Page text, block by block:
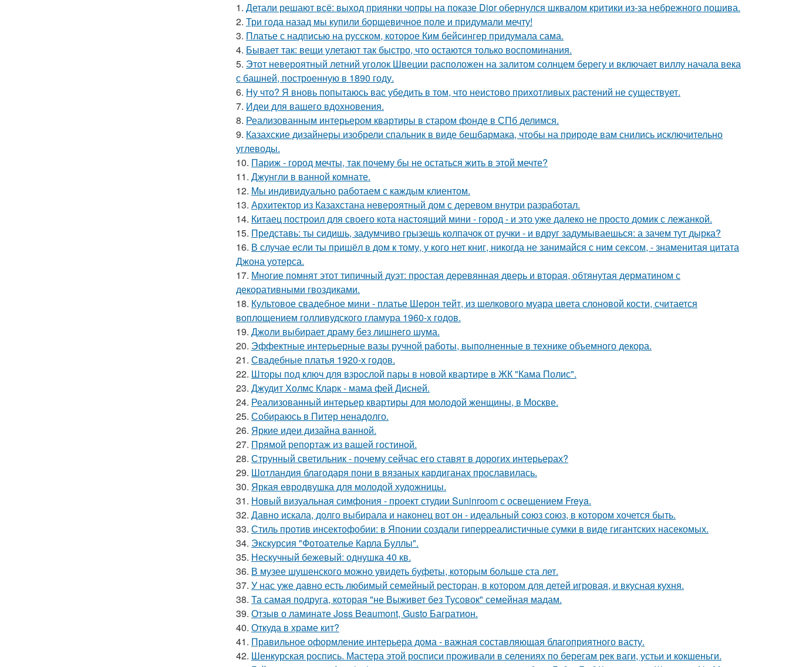
1. Детали решают всё: выход приянки чопры на показе Dior обернулся шквалом критики из-за небрежного пошива.
2. Три года назад мы купили борщевичное поле и придумали мечту!
3. Платье с надписью на русском, которое Ким бейсингер придумала сама.
4. Бывает так: вещи улетают так быстро, что остаются только воспоминания.
5. Этот невероятный летний уголок Швеции расположен на залитом солнцем берегу и включает виллу начала века
с башней, построенную в 1890 году.
6. Ну что? Я вновь попытаюсь вас убедить в том, что неистово прихотливых растений не существует.
7. Идеи для вашего вдохновения.
8. Реализованным интерьером квартиры в старом фонде в СПб делимся.
9. Казахские дизайнеры изобрели спальник в виде бешбармака, чтобы на природе вам снились исключительно
углеводы.
10. Париж - город мечты, так почему бы не остаться жить в этой мечте?
11. Джунгли в ванной комнате.
12. Мы индивидуально работаем с каждым клиентом.
13. Архитектор из Казахстана невероятный дом с деревом внутри разработал.
14. Китаец построил для своего кота настоящий мини - город - и это уже далеко не просто домик с лежанкой.
15. Представь: ты сидишь, задумчиво грызешь колпачок от ручки - и вдруг задумываешься: а зачем тут дырка?
16. В случае если ты пришёл в дом к тому, у кого нет книг, никогда не занимайся с ним сексом, - знаменитая цитата
Джона уотерса.
17. Многие помнят этот типичный дуэт: простая деревянная дверь и вторая, обтянутая дерматином с
декоративными гвоздиками.
18. Культовое свадебное мини - платье Шерон тейт, из шелкового муара цвета слоновой кости, считается
воплощением голливудского гламура 1960-х годов.
19. Джоли выбирает драму без лишнего шума.
20. Эффектные интерьерные вазы ручной работы, выполненные в технике объемного декора.
21. Свадебные платья 1920-х годов.
22. Шторы под ключ для взрослой пары в новой квартире в ЖК "Кама Полис".
23. Джудит Холмс Кларк - мама фей Дисней.
24. Реализованный интерьер квартиры для молодой женщины, в Москве.
25. Собираюсь в Питер ненадолго.
26. Яркие идеи дизайна ванной.
27. Прямой репортаж из вашей гостиной.
28. Струнный светильник - почему сейчас его ставят в дорогих интерьерах?
29. Шотландия благодаря пони в вязаных кардиганах прославилась.
30. Яркая евродвушка для молодой художницы.
31. Новый визуальная симфония - проект студии Suninroom с освещением Freya.
32. Давно искала, долго выбирала и наконец вот он - идеальный союз союз, в котором хочется быть.
33. Стиль против инсектофобии: в Японии создали гиперреалистичные сумки в виде гигантских насекомых.
34. Экскурсия "Фотоателье Карла Буллы".
35. Нескучный бежевый: однушка 40 кв.
36. В музее шушенского можно увидеть буфеты, которым больше ста лет.
37. У нас уже давно есть любимый семейный ресторан, в котором для детей игровая, и вкусная кухня.
38. Та самая подруга, которая "не Выживет без Тусовок" семейная мадам.
39. Отзыв о ламинате Joss Beaumont, Gusto Багратион.
40. Откуда в храме кит?
41. Правильное оформление интерьера дома - важная составляющая благоприятного васту.
42. Шенкурская роспись. Мастера этой росписи проживали в селениях по берегам рек ваги, устьи и кокшеньги.